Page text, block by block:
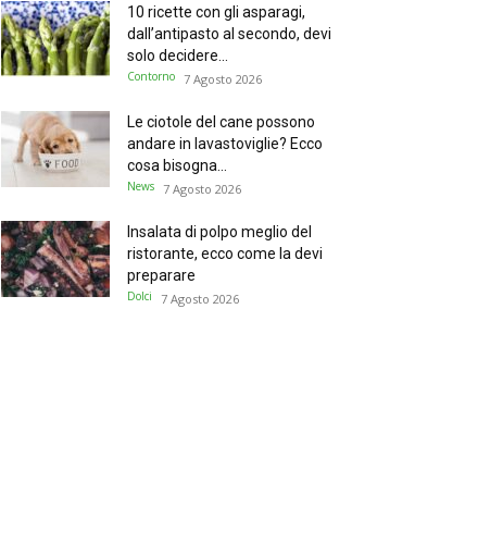
10 ricette con gli asparagi,
dall’antipasto al secondo, devi
solo decidere...
Contorno 7 Agosto 2026
Le ciotole del cane possono
andare in lavastoviglie? Ecco
cosa bisogna...
News 7 Agosto 2026
Insalata di polpo meglio del
ristorante, ecco come la devi
preparare
Dolci 7 Agosto 2026